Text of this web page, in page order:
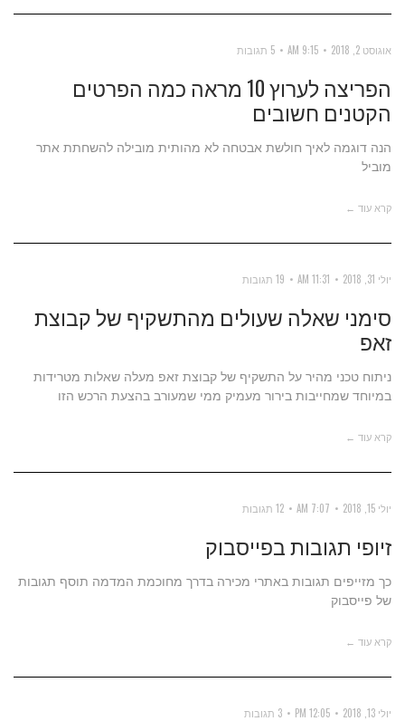
אוגוסט 2, 2018 9:15 AM 5 תגובות
הפריצה לערוץ 10 מראה כמה הפרטים
הקטנים חשובים
הנה דוגמה לאיך חולשת אבטחה לא מהותית מובילה להשחתת אתר
מוביל
קרא עוד ←
יולי 31, 2018 11:31 AM 19 תגובות
סימני שאלה שעולים מהתשקיף של קבוצת
זאפ
ניתוח טכני מהיר על התשקיף של קבוצת זאפ מעלה שאלות מטרידות
במיוחד שמחייבות בירור מעמיק ממי שמעורב בהצעת הרכש הזו
קרא עוד ←
יולי 15, 2018 7:07 AM 12 תגובות
זיופי תגובות בפייסבוק
כך מזייפים תגובות באתרי מכירה בדרך מחוכמת המדמה תוסף תגובות
של פייסבוק
קרא עוד ←
יולי 13, 2018 12:05 PM 3 תגובות